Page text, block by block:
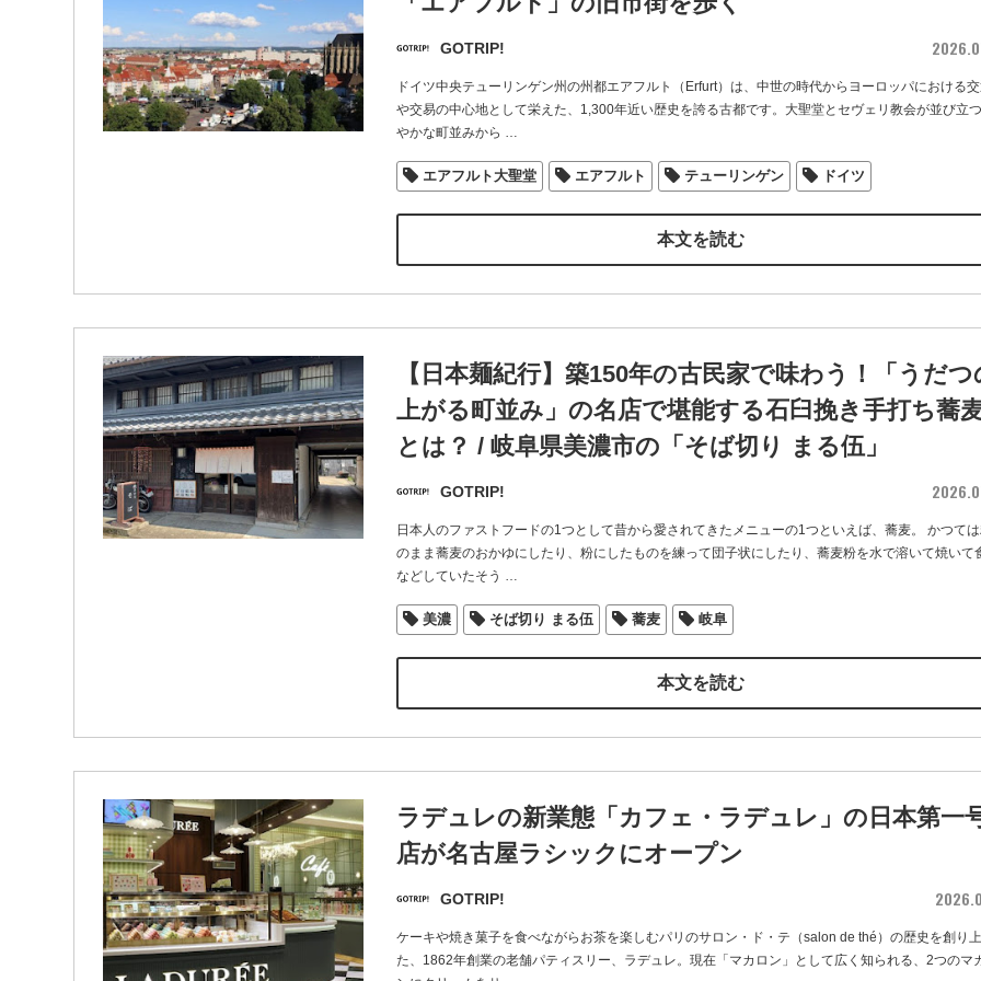
GOTRIP!
ドイツ中央テューリンゲン州の州都エアフルト（Erfurt）は、中世の時代からヨーロッパにおける
や交易の中心地として栄えた、1,300年近い歴史を誇る古都です。大聖堂とセヴェリ教会が並び立
やかな町並みから …
エアフルト大聖堂 エアフルト テューリンゲン ドイツ
本文を読む
【日本麺紀行】築150年の古民家で味わう！「うだつ
上がる町並み」の名店で堪能する石臼挽き手打ち蕎
とは？ / 岐阜県美濃市の「そば切り まる伍」
GOTRIP!
日本人のファストフードの1つとして昔から愛されてきたメニューの1つといえば、蕎麦。 かつて
のまま蕎麦のおかゆにしたり、粉にしたものを練って団子状にしたり、蕎麦粉を水で溶いて焼いて
などしていたそう …
美濃 そば切り まる伍 蕎麦 岐阜
本文を読む
ラデュレの新業態「カフェ・ラデュレ」の日本第一
店が名古屋ラシックにオープン
GOTRIP!
ケーキや焼き菓子を食べながらお茶を楽しむパリのサロン・ド・テ（salon de thé）の歴史を創り
た、1862年創業の老舗パティスリー、ラデュレ。現在「マカロン」として広く知られる、2つのマ